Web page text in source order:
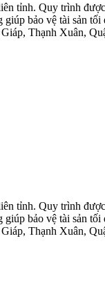
tỉnh. Quy trình
bảo vệ tài sản
Thạnh Xuân,
tỉnh. Quy trình
bảo vệ tài sản
Thạnh Xuân,